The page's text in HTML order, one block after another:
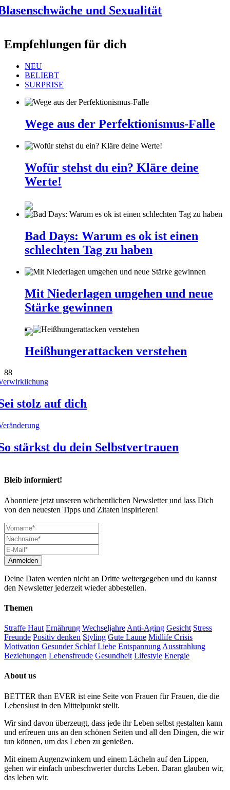
und Sexualität
Empfehlungen für dich
NEU
BELIEBT
SURPRISE
Wege aus der Perfektionismus-Falle
Wofür stehst du ein? Kläre deine
Werte!
Bad Days: Warum es ok ist einen
schlechten Tag zu haben
Mit Niederlagen umgehen und neue
Stärke gewinnen
Heißhungerattacken verstehen
88
stolz auf dich
stärkst du dein Selbstvertrauen
Bleib informiert!
Abonniere jetzt unseren wöchentlichen Newsletter und lass Dich
von den neuesten Tipps und Zitaten inspirieren!
Deine Daten werden nicht an Dritte weitergegeben und du kannst
den Newsletter jederzeit wieder abbestellen.
Themen
Straffe Haut Ernährung Wechseljahre Anti-Aging Gesicht Stress
Freunde Positiv denken Styling Gute Laune Midlife Crisis
Motivation Gesunder Schlaf Liebe Entspannung Ausstrahlung
Beziehungen Lebensfreude Gesundheit Lifestyle Energie
About us
BETTER than EVER ist eine Seite von Frauen für Frauen, die die
Lebenslust in den Mittelpunkt stellt.
Wir sind davon überzeugt, dass jede ihr Leben selbst gestalten kann
und erfreuen uns an den schönen Seiten und all den Dingen, die wir
tun können, um das Leben zu genießen.
Mit einem Augenzwinkern und einem Lächeln auf den Lippen,
gehen wir einfach unbeschwerter durchs Leben. Daran glauben wir,
das leben wir.